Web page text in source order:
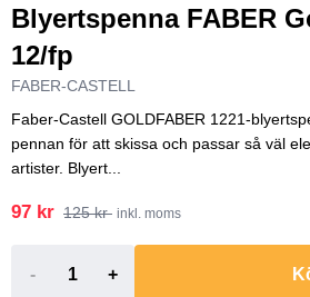
Blyertspenna FABER
12/fp
FABER-CASTELL
Faber-Castell GOLDFABER 1221-
pennan för att skissa och passar så väl
artister. Blyert...
97 kr 125 kr inkl. moms
- +